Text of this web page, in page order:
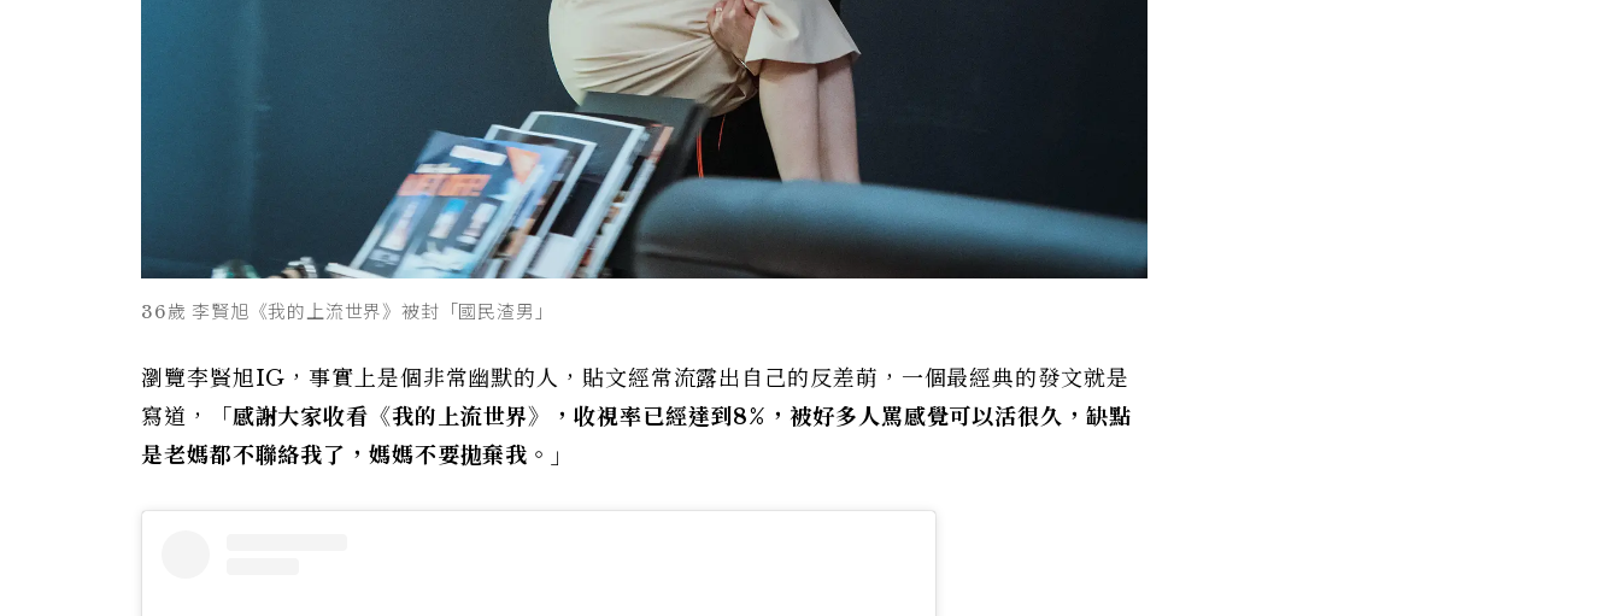
36歲 李賢旭《我的上流世界》被封「國民渣男」
瀏覽李賢旭IG，事實上是個非常幽默的人，貼文經常流露出自己的反差萌，一個最經典的發文就是
寫道，
「感謝大家收看《我的上流世界》，收視率已經達到8%，被好多人罵感覺可以活很久，缺點
是老媽都不聯絡我了，媽媽不要拋棄我。」